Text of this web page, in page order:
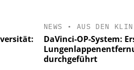
NEWS • AUS DEN
DaVinci-OP-System:
durchgeführt